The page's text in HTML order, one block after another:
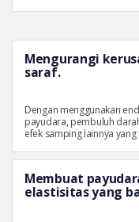
Mengurangi
saraf.
Dengan menggunakan
payudara, pembuluh
efek samping lainnya
Membuat
elastisitas yang